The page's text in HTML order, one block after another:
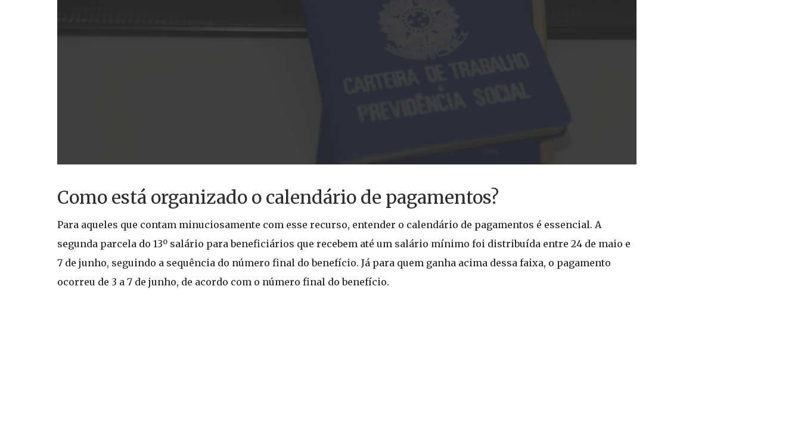
Como está organizado o calendário de pagamentos?
Para aqueles que contam minuciosamente com esse recurso, entender o calendário de pagamentos é essencial. A
segunda parcela do 13º salário para beneficiários que recebem até um salário mínimo foi distribuída entre 24 de maio e
7 de junho, seguindo a sequência do número final do benefício. Já para quem ganha acima dessa faixa, o pagamento
ocorreu de 3 a 7 de junho, de acordo com o número final do benefício.